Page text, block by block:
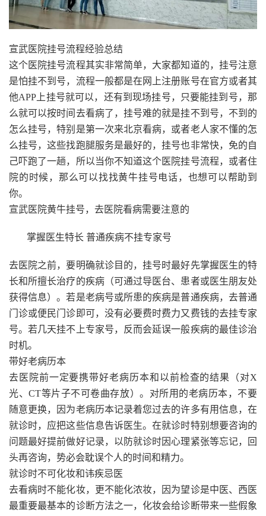
宣武医院挂号流程经验总结
这个医院挂号流程其实非常简单，大家都知道的，挂号注意
是怕挂不到号，流程一般都是在网上注册账号在官方或者其
他APP上挂号就可以，还有到现场挂号，只要能挂到号，那
么就可以按时间去看病了，挂号难的就是挂不到号，不到的
怎么挂号，特别是第一次来北京看病，或者老人家不懂的怎
么挂号，这些找跑腿服务是最好的，挂号也非常快，免的自
己吓跑了一趟，所以当你不知道这个医院挂号流程，或者住
院的时候，那么可以找找黄牛挂号电话，也想可以帮助到
你。
宣武医院黄牛挂号，去医院看病需要注意的
掌握医生特长 普通疾病不挂专家号
去医院之前，要明确就诊目的，挂号时最好先掌握医生的特
长和所擅长治疗的疾病（可通过导医台、患者或医生朋友处
获得信息）。若是老病号或所患的疾病是普通疾病，去普通
门诊或便民门诊即可，没有必要费时费力又费钱的去挂专家
号。若几天挂不上专家号，反而会延误一般疾病的最佳诊治
时机。
带好老病历本
去医院前一定要携带好老病历本和以前检查的结果（对X
光、CT等片子不可卷曲存放）。对所用的老病历本，不要
随意更换，因为老病历本记录着您过去的许多有用信息，在
就诊时，应把这些信息告诉医生。在就诊时特别想要咨询的
问题最好提前做好记录，以防就诊时因心理紧张等忘记，回
头再咨询，势必会耽误个人的时间和精力。
就诊时不可化妆和讳疾忌医
去看病时不能化妆，更不能化浓妆，因为望诊是中医、西医
最重要最基本的诊断方法之一，化妆会给诊断带来一些假象